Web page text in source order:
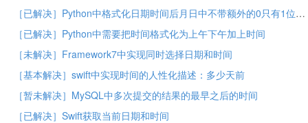
［已解决］Python中格式化日期时间后月日中不带额外的0只有1位的数字
［已解决］Python中需要把时间格式化为上午下午加上时间
［未解决］Framework7中实现同时选择日期和时间
［基本解决］swift中实现时间的人性化描述：多少天前
［暂未解决］MySQL中多次提交的结果的最早之后的时间
［已解决］Swift获取当前日期和时间